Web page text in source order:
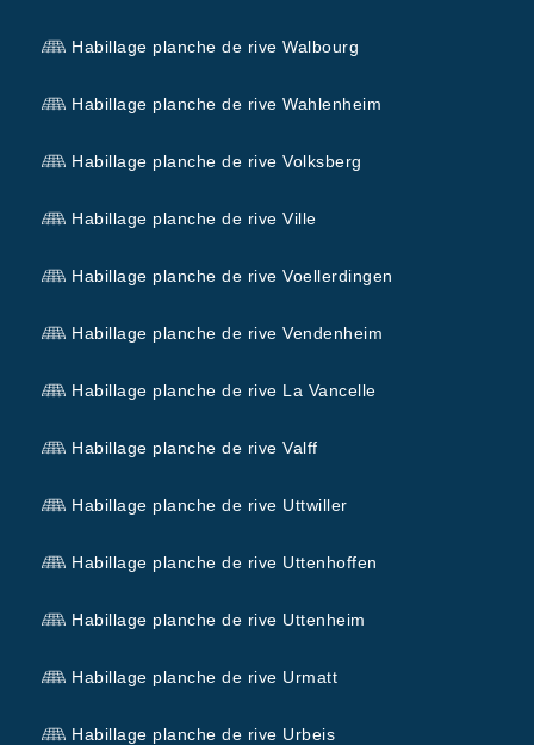
Habillage planche de rive Walbourg
Habillage planche de rive Wahlenheim
Habillage planche de rive Volksberg
Habillage planche de rive Ville
Habillage planche de rive Voellerdingen
Habillage planche de rive Vendenheim
Habillage planche de rive La Vancelle
Habillage planche de rive Valff
Habillage planche de rive Uttwiller
Habillage planche de rive Uttenhoffen
Habillage planche de rive Uttenheim
Habillage planche de rive Urmatt
Habillage planche de rive Urbeis